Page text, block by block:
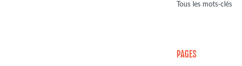
Tous les mots-clés
PAGES